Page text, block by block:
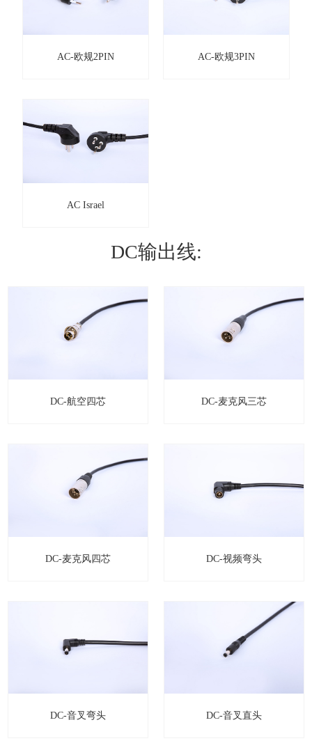
AC-欧规2PIN AC-欧规3PIN
AC Israel
DC输出线:
DC-航空四芯 DC-麦克风三芯
DC-麦克风四芯 DC-视频弯头
DC-音叉弯头 DC-音叉直头